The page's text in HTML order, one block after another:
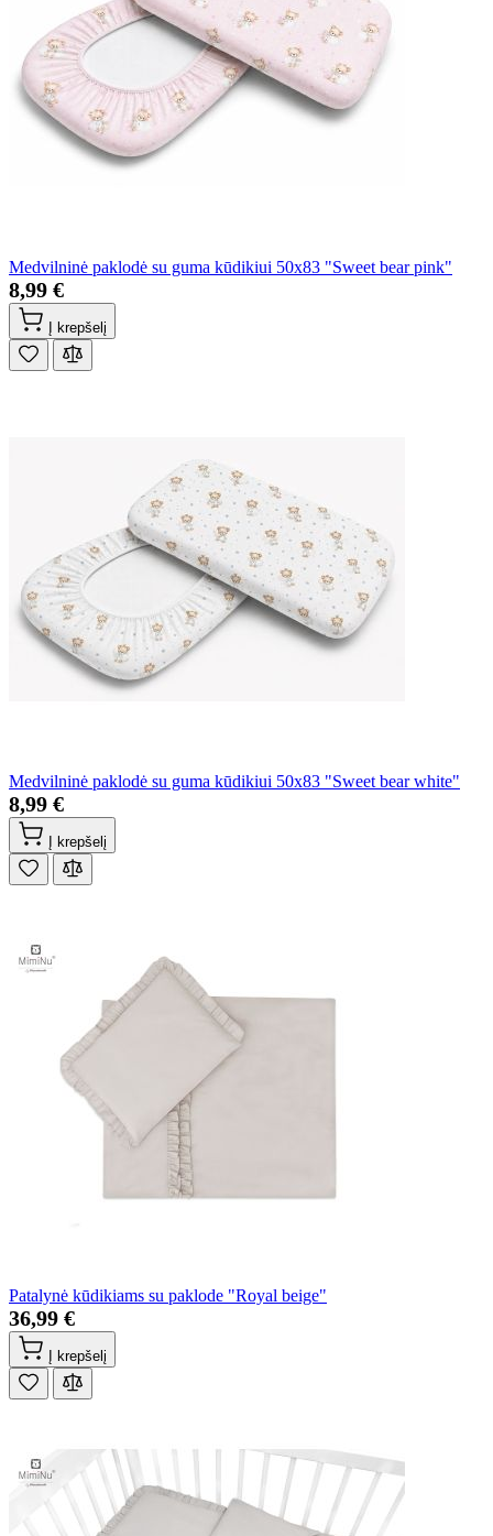
Medvilninė paklodė su guma kūdikiui 50x83 "Sweet bear pink"
8,99 €
Į krepšelį
Medvilninė paklodė su guma kūdikiui 50x83 "Sweet bear white"
8,99 €
Į krepšelį
Patalynė kūdikiams su paklode "Royal beige"
36,99 €
Į krepšelį